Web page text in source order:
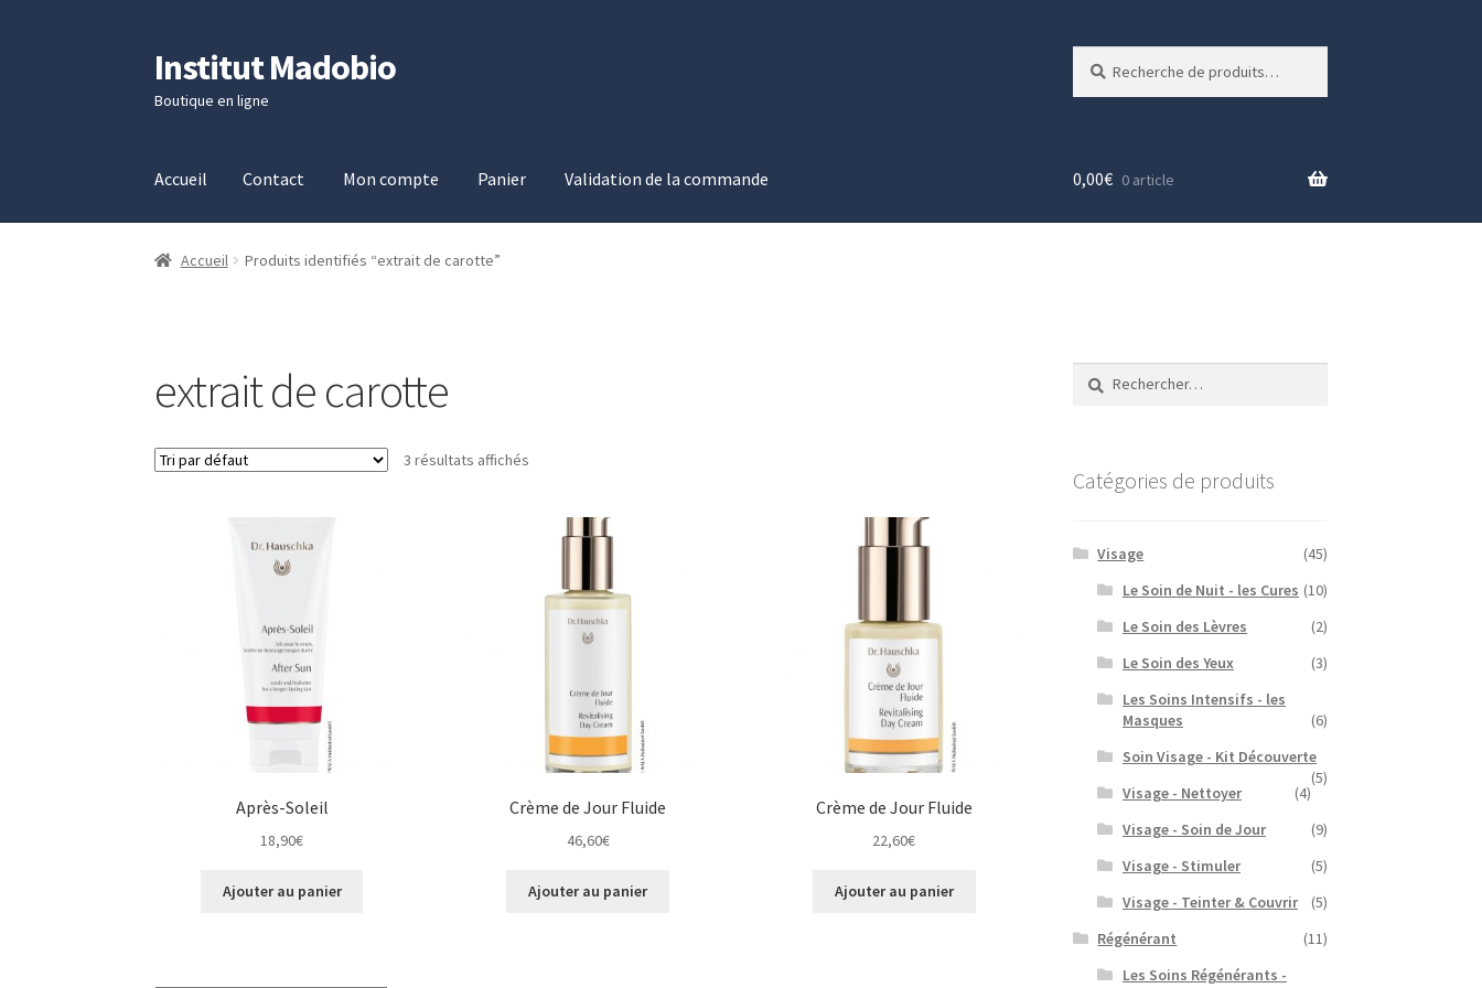
Aller
à
la
Aller
au
contenu
Institut Madobio
Boutique en ligne
pour :
Accueil Contact Mon compte Panier Validation de la commande
Accueil Contact Mon compte Panier Validation de la commande
0,00€ 0 article
Accueil Produits identifiés “extrait de carotte”
extrait de carotte
3 résultats affichés
Après-Soleil
18,90€
Ajouter au panier
Crème de Jour Fluide
46,60€
Ajouter au panier
Crème de Jour Fluide
22,60€
Ajouter au panier
Rechercher :
Catégories de produits
Visage
(45)
Le Soin de Nuit - les Cures (10)
Le Soin des Lèvres
(2)
Le Soin des Yeux
(3)
Les Soins Intensifs - les
Masques
(6)
Soin Visage - Kit Découverte
(5)
Visage - Nettoyer
(4)
Visage - Soin de Jour
(9)
Visage - Stimuler
(5)
Visage - Teinter & Couvrir
(5)
Régénérant
(11)
Les Soins Régénérants -